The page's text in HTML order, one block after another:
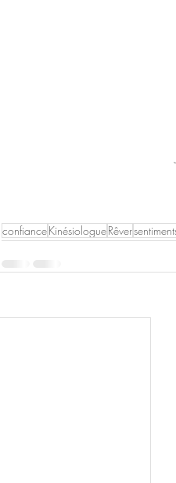
confianceKinésiologueRêver